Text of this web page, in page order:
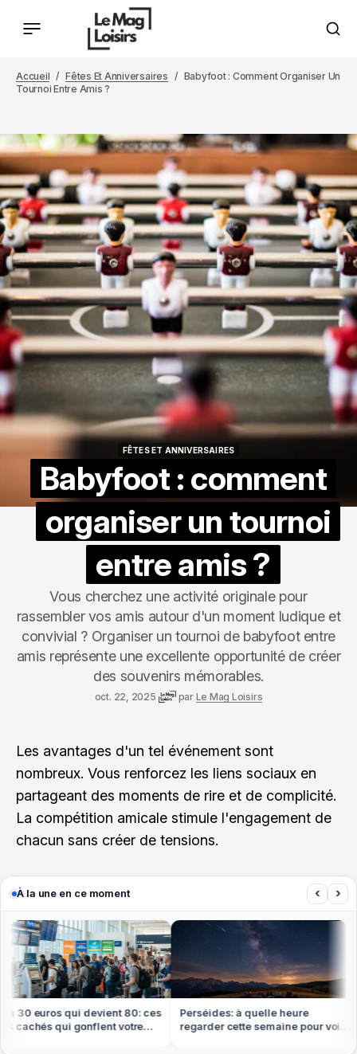
Accueil Fêtes Et Anniversaires
Babyfoot : Comment Organiser Un
Tournoi Entre Amis ?
FÊTES ET ANNIVERSAIRES
Babyfoot : comment
organiser un tournoi
entre amis ?
Vous cherchez une activité originale pour
rassembler vos amis autour d'un moment ludique et
convivial ? Organiser un tournoi de babyfoot entre
amis représente une excellente opportunité de créer
des souvenirs mémorables.
oct. 22, 2025 par Le Mag Loisirs
Les avantages d'un tel événement sont
nombreux. Vous renforcez les liens sociaux en
partageant des moments de rire et de complicité.
La compétition amicale stimule l'engagement de
chacun sans créer de tensions.
À la une en ce moment ‹ ›
30 euros qui devient 80: ces
qui gonflent votre
Perséides: à quelle heure
regarder cette semaine pour voir